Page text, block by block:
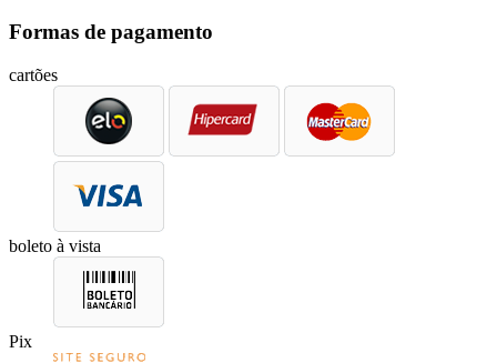
Formas de pagamento
cartões
boleto à vista
Pix